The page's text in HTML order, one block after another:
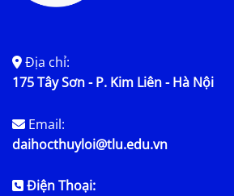
Địa chỉ:
175 Tây Sơn - P. Kim Liên - Hà Nội
Email:
daihocthuyloi@tlu.edu.vn
Điện Thoại: